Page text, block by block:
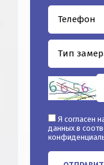
Я согласен
данных в